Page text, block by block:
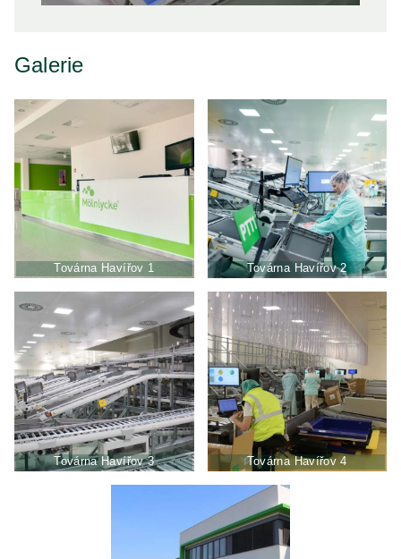
Galerie
Továrna Havířov 1 Továrna Havířov 2
Továrna Havířov 3 Továrna Havířov 4